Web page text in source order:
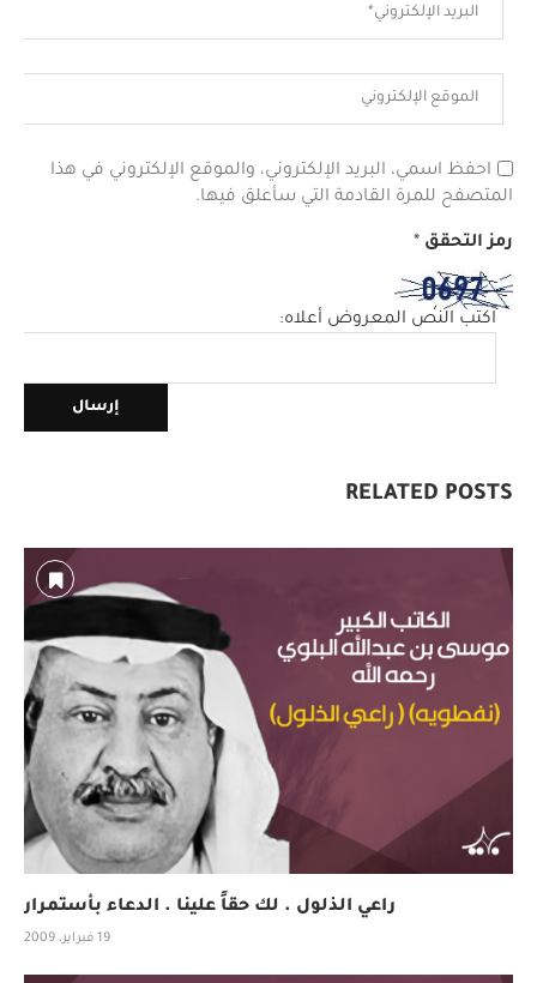
احفظ اسمي، البريد الإلكتروني، والموقع الإلكتروني في هذا
المتصفح للمرة القادمة التي سأعلق فيها.
رمز التحقق *
اكتب النص المعروض أعلاه:
RELATED POSTS
راعي الذلول . لك حقاً علينا . الدعاء بأستمرار
19 فبراير، 2009